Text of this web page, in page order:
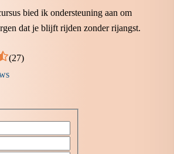
bied ik ondersteuning aan om
dat je blijft rijden zonder rijangst.
(27)